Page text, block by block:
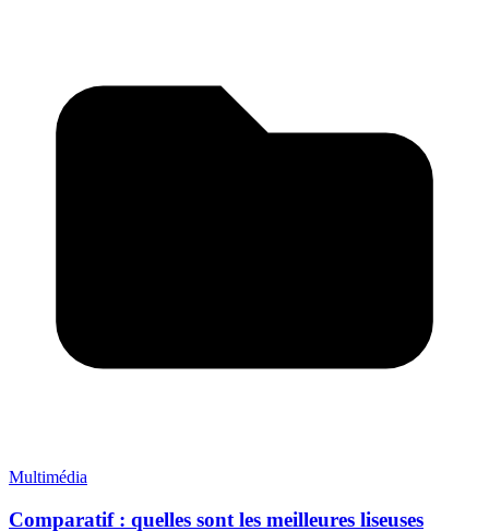
Multimédia
Comparatif : quelles sont les meilleures liseuses